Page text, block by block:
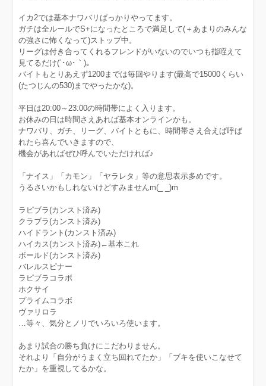
イカ2では基本ナワバリばっかりやってます。
ガチは全ルールでS+になったところで満足して(＋あまりのみんな
の強さに怖くなって)ストップ中。
リーグは付き合ってくれるフレンドがいないのでいつも指咥えて
見てるだけ(´･ω･｀)。
バイトもとりあえず1200までは毎回やります(最高で15000くらい
(たつじんの530)までやったかな)。
平日は20:00～23:00の時間帯によく入ります。
お休みの日は時間さえあれば基本オンラインかも。
ナワバリ、ガチ、リーグ、バイトともに、時間帯さえ合えば呼ば
れたら喜んでいきますので、
機会があればぜひ呼んでいただければ♪
「ナイス」「カモン」「ヤラレタ」等の意思表示多めです。
うるさいかもしれないけどすみませんm(_ _)m
ラピブラ(カンスト済み)
クラブラ(カンスト済み)
ハイドラント(カンスト済み)
ハイカス(カンスト済み)←基本これ
ボールド(カンスト済み)
バレルスピナー
ラピブラコラボ
ホクサイ
プライムコラボ
ヴァリロラ
…等々、気分とノリでいろいろ使います。
あまり試合の勝ち負けにこだわりません。
それより「自分がうまく立ち回れてたか」「ブキを使いこなせて
たか」を重視してるかな。